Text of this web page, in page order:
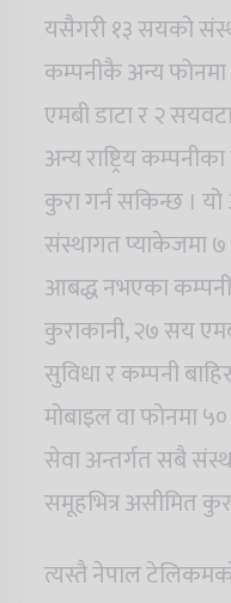
यसैगरी १३ सयको
कम्पनीकै अन्य
एमबी डाटा र २
अन्य राष्ट्रिय
कुरा गर्न सकिन्छ ।
संस्थागत प्याकेजमा
आबद्ध नभएका
कुराकानी, २७ सय
सुविधा र कम्पनी
मोबाइल वा फोनमा
सेवा अन्तर्गत सबै
समूहभित्र असीमित
त्यस्तै नेपाल